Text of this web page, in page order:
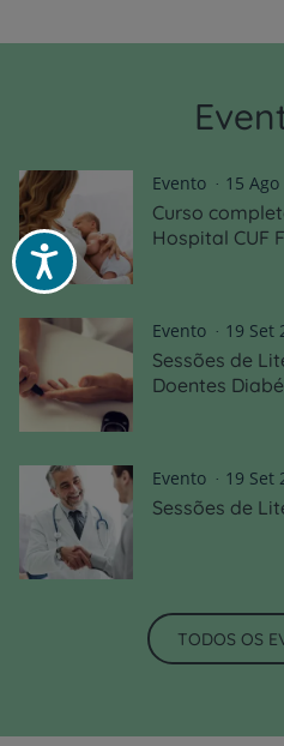
Acessibilidade
Evento 15 Ago
Curso
Hospital CUF
Evento 19 Set
Sessões de
Doentes
Evento 19 Set
Sessões de
TODOS OS